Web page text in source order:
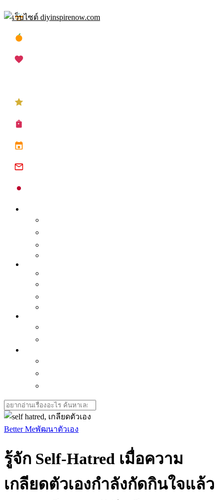
Skip
content
เทศกาลสงกรานต์
Search
for:
Better Meพัฒนาตัวเอง
รู้จัก Self-Hatred เมื่อความ
เกลียดตัวเองกำลังกัดกินใจแล้ว